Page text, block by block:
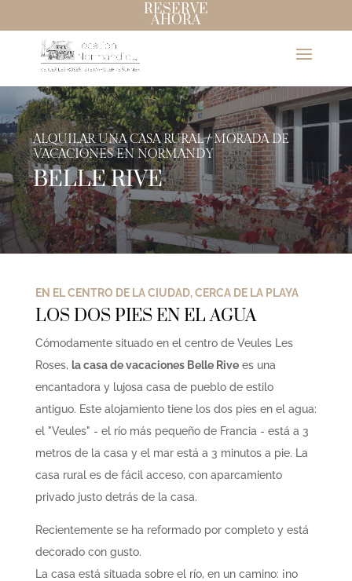
RESERVE
AHORA
ALQUILAR UNA CASA RURAL / MORADA DE
VACACIONES EN NORMANDY
BELLE RIVE
EN EL CENTRO DE LA CIUDAD, CERCA DE LA PLAYA
LOS DOS PIES EN EL AGUA
Cómodamente situado en el centro de Veules Les
Roses, la casa de vacaciones Belle Rivees una
encantadora y lujosa casa de pueblo de estilo
antiguo. Este alojamiento tiene los dos pies en el agua:
el "Veules" - el río más pequeño de Francia - está a 3
metros de la casa y el mar está a 3 minutos a pie. La
casa rural es de fácil acceso, con aparcamiento
privado justo detrás de la casa.
Recientemente se ha reformado por completo y está
decorado con gusto.
La casa está situada sobre el río, en un camino: ¡no